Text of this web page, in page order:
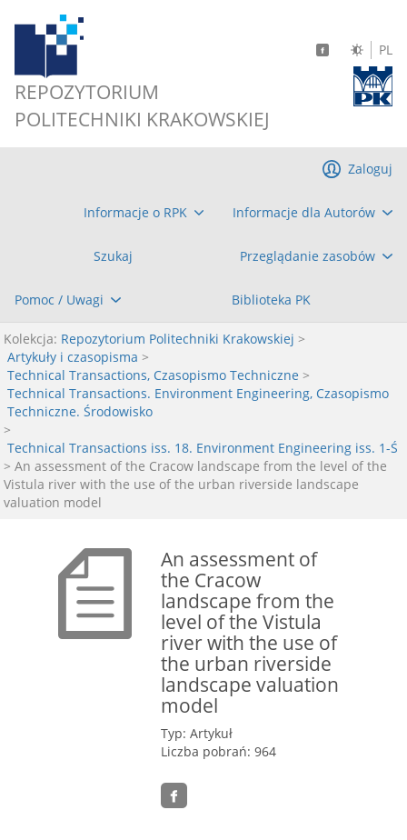
REPOZYTORIUM
POLITECHNIKI KRAKOWSKIEJ
PL
Informacje o RPK Informacje dla Autorów
Szukaj Przeglądanie zasobów
Pomoc / Uwagi Biblioteka PK
Zaloguj
Kolekcja: Repozytorium Politechniki Krakowskiej >
Artykuły i czasopisma >
Technical Transactions, Czasopismo Techniczne >
Technical Transactions. Environment Engineering, Czasopismo
Techniczne. Środowisko
>
Technical Transactions iss. 18. Environment Engineering iss. 1-Ś
> An assessment of the Cracow landscape from the level of the
Vistula river with the use of the urban riverside landscape
valuation model
An assessment of
the Cracow
landscape from the
level of the Vistula
river with the use of
the urban riverside
landscape valuation
model
Typ: Artykuł
Liczba pobrań: 964